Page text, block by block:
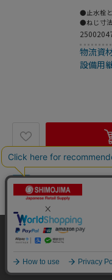
当サイトはクッキー（Cookie
だける場合は「OK」をクリッ
●止水栓
●ねじ寸
●パッキ
物流資
設備用
335
トラ
ー 143-
給水設備
式のアダ